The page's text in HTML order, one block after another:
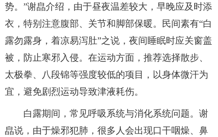
势。”谢皛介绍，由于昼夜温差较大，早晚应及时添
衣，特别注意腹部、关节和脚部保暖。民间素有“白
露勿露身，着凉易泻肚”之说，夜间睡眠时应关窗盖
被，防止寒邪入侵。在运动方面，推荐选择散步、
太极拳、八段锦等强度较低的项目，以身体微汗为
宜，避免剧烈运动导致津液耗伤。
白露期间，常见呼吸系统与消化系统问题。谢
皛说，由于燥邪犯肺，很多人会出现口干咽燥、鼻